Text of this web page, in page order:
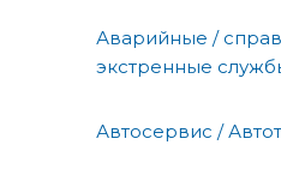
Аварийные /
экстренные
Автосервис /